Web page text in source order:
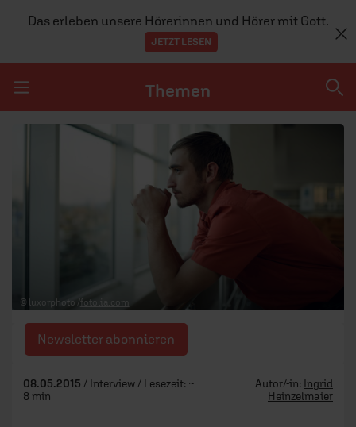
Das erleben unsere Hörerinnen und Hörer mit Gott.
JETZT LESEN
Navigation überspringen
Themen
TEAM
© luxorphoto /fotolia.com
Newsletter abonnieren
08.05.2015 / Interview / Lesezeit: ~
8 min
Autor/-in: Ingrid
Heinzelmaier